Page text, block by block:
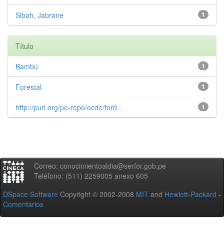
1
Sibah, Jabrane
Título
1
Bambú
1
Forestal
1
http://purl.org/pe-repo/ocde/ford...
Correo: conocimientoaldia@serfor.gob.pe
Teléfono: (511) 2259005 anexo 605
DSpace Software Copyright © 2002-2008 MIT and Hewlett-Packard -
Comentarios